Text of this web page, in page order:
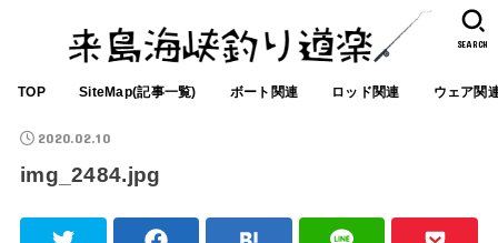
TOP SiteMap(記事一覧) ボート関連 ロッド関連 ウェア関
SEARCH
2020.02.10
img_2484.jpg